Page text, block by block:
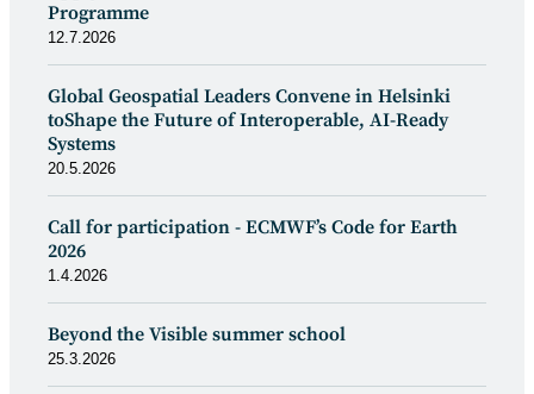
Programme
12.7.2026
Global Geospatial Leaders Convene in Helsinki
toShape the Future of Interoperable, AI-Ready
Systems
20.5.2026
Call for participation - ECMWF’s Code for Earth
2026
1.4.2026
Beyond the Visible summer school
25.3.2026